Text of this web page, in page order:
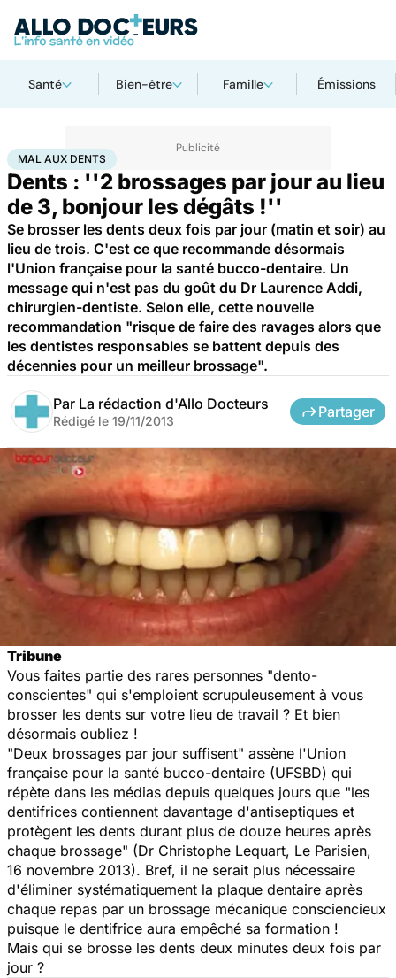
Santé Bien-être Famille Émissions
AccueilSantéMaladies Mal aux dents
MAL AUX DENTS
Dents : ''2 brossages par jour au lieu
de 3, bonjour les dégâts !''
Se brosser les dents deux fois par jour (matin et soir) au
lieu de trois. C'est ce que recommande désormais
l'Union française pour la santé bucco-dentaire. Un
message qui n'est pas du goût du Dr Laurence Addi,
chirurgien-dentiste. Selon elle, cette nouvelle
recommandation "risque de faire des ravages alors que
les dentistes responsables se battent depuis des
décennies pour un meilleur brossage".
Par La rédaction d'Allo Docteurs
Rédigé le 19/11/2013
Partager
Tribune
Vous faites partie des rares personnes "dento-
conscientes" qui s'emploient scrupuleusement à vous
brosser les dents sur votre lieu de travail ? Et bien
désormais oubliez !
"Deux brossages par jour suffisent" assène l'Union
française pour la santé bucco-dentaire (UFSBD) qui
répète dans les médias depuis quelques jours que "les
dentifrices contiennent davantage d'antiseptiques et
protègent les dents durant plus de douze heures après
chaque brossage" (Dr Christophe Lequart, Le Parisien,
16 novembre 2013). Bref, il ne serait plus nécessaire
d'éliminer systématiquement la plaque dentaire après
chaque repas par un brossage mécanique consciencieux
puisque le dentifrice aura empêché sa formation !
Mais qui se brosse les dents deux minutes deux fois par
jour ?